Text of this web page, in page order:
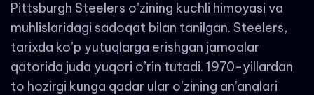
Pittsburgh Steelers o’zining kuchli himoyasi va
muhlislaridagi sadoqat bilan tanilgan. Steelers,
tarixda ko’p yutuqlarga erishgan jamoalar
qatorida juda yuqori o’rin tutadi. 1970-yillardan
to hozirgi kunga qadar ular o’zining an’analari